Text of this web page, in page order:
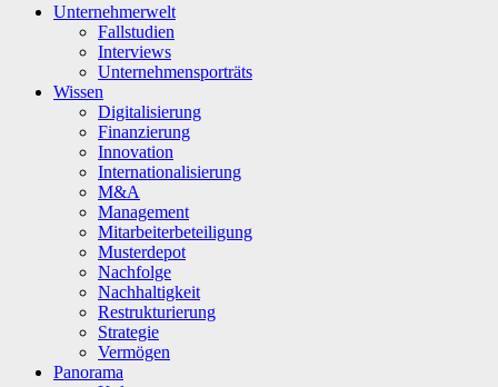
Unternehmerwelt
Fallstudien
Interviews
Unternehmensporträts
Wissen
Digitalisierung
Finanzierung
Innovation
Internationalisierung
M&A
Management
Mitarbeiterbeteiligung
Musterdepot
Nachfolge
Nachhaltigkeit
Restrukturierung
Strategie
Vermögen
Panorama